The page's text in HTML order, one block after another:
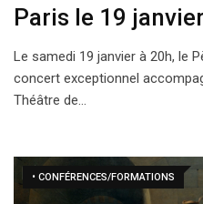
Paris le 19
Le samedi 19 janvier à 20h, le
concert exceptionnel
Théâtre de…
• CONFÉRENCES/FORMATIONS